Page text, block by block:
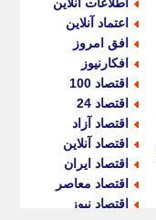
اعتماد آنلاین
افق امروز
افکارنیوز
اقتصاد 100
اقتصاد 24
اقتصاد آزاد
اقتصاد آنلاین
اقتصاد ایران
اقتصاد معاصر
اقتصاد نیوز